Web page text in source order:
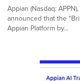
Appian (Nasdaq:
announced that the
Appian Platform by...